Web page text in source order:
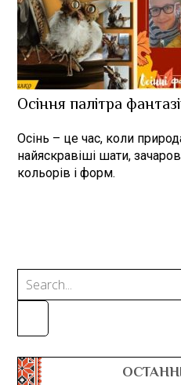
Осіння палітра
Осінь – це час, коли
найяскравіші шати,
кольорів і форм.